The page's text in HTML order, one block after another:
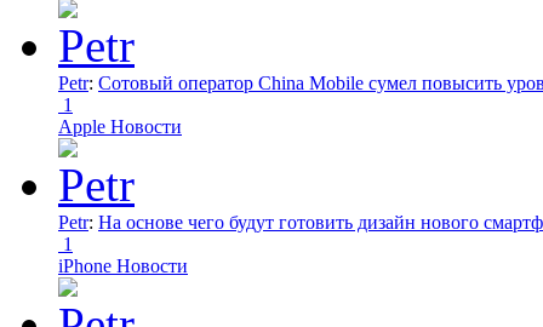
Petr: Сотовый оператор China Mobile сумел повысить
1
Apple Новости
Petr: На основе чего будут готовить дизайн нового
1
iPhone Новости